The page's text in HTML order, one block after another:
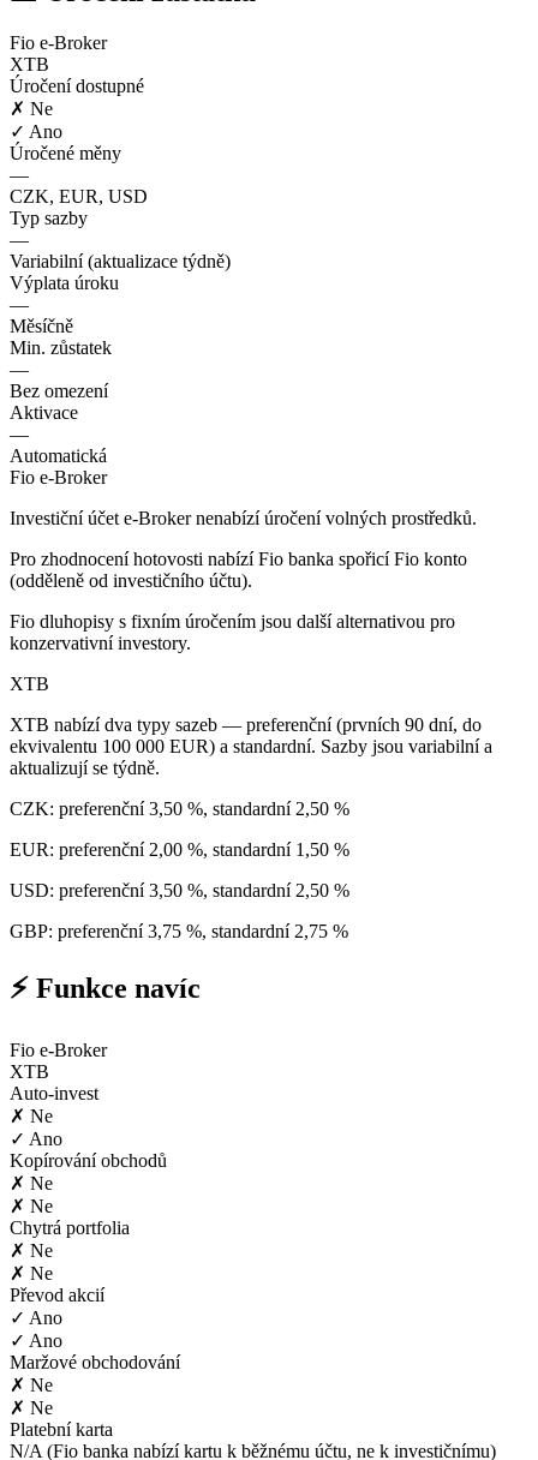
Fio e-Broker
XTB
Úročení dostupné
✗ Ne
✓ Ano
Úročené měny
—
CZK, EUR, USD
Typ sazby
—
Variabilní (aktualizace týdně)
Výplata úroku
—
Měsíčně
Min. zůstatek
—
Bez omezení
Aktivace
—
Automatická
Fio e-Broker
Investiční účet e-Broker nenabízí úročení volných prostředků.
Pro zhodnocení hotovosti nabízí Fio banka spořicí Fio konto
(odděleně od investičního účtu).
Fio dluhopisy s fixním úročením jsou další alternativou pro
konzervativní investory.
XTB
XTB nabízí dva typy sazeb — preferenční (prvních 90 dní, do
ekvivalentu 100 000 EUR) a standardní. Sazby jsou variabilní a
aktualizují se týdně.
CZK: preferenční 3,50 %, standardní 2,50 %
EUR: preferenční 2,00 %, standardní 1,50 %
USD: preferenční 3,50 %, standardní 2,50 %
GBP: preferenční 3,75 %, standardní 2,75 %
⚡ Funkce navíc
Fio e-Broker
XTB
Auto-invest
✗ Ne
✓ Ano
Kopírování obchodů
✗ Ne
✗ Ne
Chytrá portfolia
✗ Ne
✗ Ne
Převod akcií
✓ Ano
✓ Ano
Maržové obchodování
✗ Ne
✗ Ne
Platební karta
N/A (Fio banka nabízí kartu k běžnému účtu, ne k investičnímu)